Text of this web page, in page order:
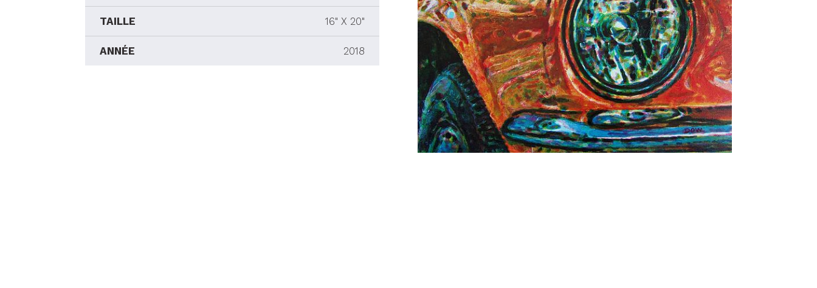
TAILLE 16" X 20"
ANNÉE 2018